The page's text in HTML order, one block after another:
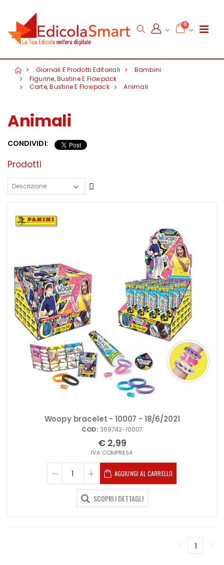
0
Giornali E Prodotti Editoriali
Bambini
Figurine, Bustine E Flowpack
Carte, Bustine E Flowpack
Animali
Animali
CONDIVIDI:
Prodotti
Woopy bracelet - 10007 - 18/6/2021
COD: 369742-10007
€ 2,99
IVA COMPRESA
AGGIUNGI AL CARRELLO
SCOPRI I DETTAGLI
1